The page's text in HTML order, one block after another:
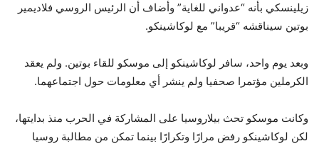
زيلينسكي بأنه “عدواني للغاية” وأضاف أن الرئيس الروسي فلاديمير
بوتين سيناقشه “قريبا” مع لوكاشينكو.
وبعد يوم واحد، سافر لوكاشينكو إلى موسكو للقاء بوتين. ولم يعقد
الكرملين مؤتمرا صحفيا ولم ينشر أي معلومات حول اجتماعهما.
وكانت موسكو تحث بيلاروسيا على المشاركة في الحرب منذ بدايتها،
لكن لوكاشينكو رفض مرارًا وتكرارًا بينما تمكن من مطالبة روسيا